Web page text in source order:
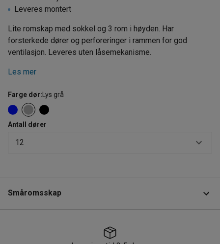
Leveres montert
Lite romskap med sokkel og 3 rom i høyden. Har
forsterkede dører og perforeringer i rammen for god
ventilasjon. Leveres uten låsemekanisme.
Les mer
Farge dør: Lys grå
Antall dører
12
Småromsskap
Produktinformasjon